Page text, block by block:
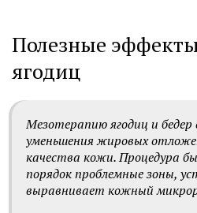
Полезные
ягодиц
Мезотерапию ягодиц и
уменьшения жировых
качества кожи. Процедура
порядок проблемные зоны,
выравнивает кожный